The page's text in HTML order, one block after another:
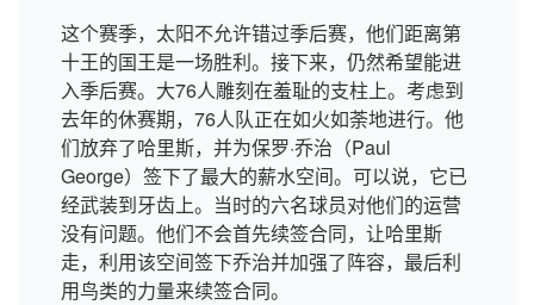
这个赛季，太阳不允许错过季后赛，他们距离第
十王的国王是一场胜利。接下来，仍然希望能进
入季后赛。大76人雕刻在羞耻的支柱上。考虑到
去年的休赛期，76人队正在如火如荼地进行。他
们放弃了哈里斯，并为保罗·乔治（Paul
George）签下了最大的薪水空间。可以说，它已
经武装到牙齿上。当时的六名球员对他们的运营
没有问题。他们不会首先续签合同，让哈里斯
走，利用该空间签下乔治并加强了阵容，最后利
用鸟类的力量来续签合同。